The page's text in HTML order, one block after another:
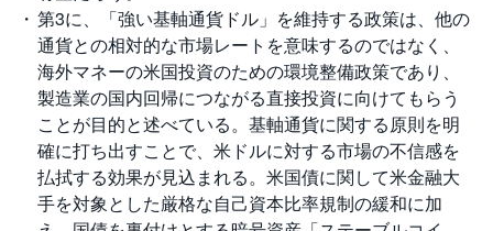
ラ
チ
ナ
外
貨
建
M
M
F
NE
W
第3に、「強い基軸通貨ドル」を維持する政策は、他の
通貨との相対的な市場レートを意味するのではなく、
海外マネーの米国投資のための環境整備政策であり、
製造業の国内回帰につながる直接投資に向けてもらう
ことが目的と述べている。基軸通貨に関する原則を明
確に打ち出すことで、米ドルに対する市場の不信感を
払拭する効果が見込まれる。米国債に関して米金融大
手を対象とした厳格な自己資本比率規制の緩和に加